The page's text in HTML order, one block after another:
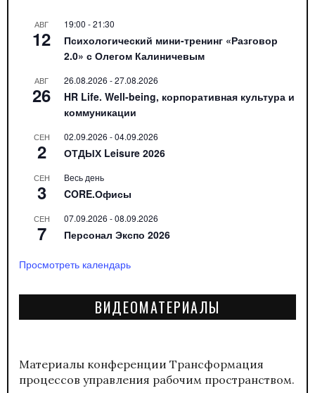
АВГ
12
19:00 -21:30
Психологический мини-тренинг «Разговор
2.0» с Олегом Калиничевым
АВГ
26
26.08.2026 -27.08.2026
HR Life. Well-being, корпоративная культура и
коммуникации
СЕН
2
02.09.2026 -04.09.2026
ОТДЫХ Leisure 2026
СЕН
3
Весь день
CORE.Офисы
СЕН
7
07.09.2026 -08.09.2026
Персонал Экспо 2026
Просмотреть календарь
ВИДЕОМАТЕРИАЛЫ
Материалы конференции Трансформация
процессов управления рабочим пространством.